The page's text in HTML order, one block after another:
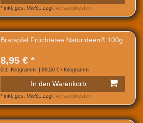
* inkl. ges. MwSt. zzgl. Versandkosten
Bratapfel Früchtetee Naturideen® 100g
8,95 € *
0.1 Kilogramm | 89,50 € / Kilogramm
In den Warenkorb
* inkl. ges. MwSt. zzgl. Versandkosten